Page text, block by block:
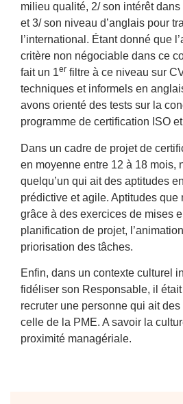
milieu qualité, 2/ son intérêt
et 3/ son niveau d’anglais pour
l’international. Étant donné que
critère non négociable dans ce
fait un 1er filtre à ce niveau sur
techniques et informels en
avons orienté des tests sur la
programme de certification ISO
Dans un cadre de projet de
en moyenne entre 12 à 18 mois,
quelqu’un qui ait des aptitudes
prédictive et agile. Aptitudes que
grâce à des exercices de mises
planification de projet,
priorisation des tâches.
Enfin, dans un contexte culturel
fidéliser son Responsable, il
recruter une personne qui ait
celle de la PME. A savoir la
proximité managériale.